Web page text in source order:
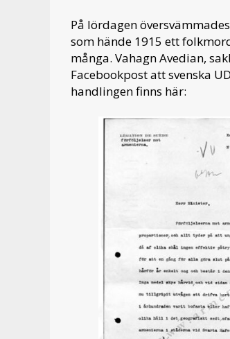
På lördagen
som hände 1915 ett
många. Vahagn Avedian,
Facebookpost att svenska
handlingen finns här: